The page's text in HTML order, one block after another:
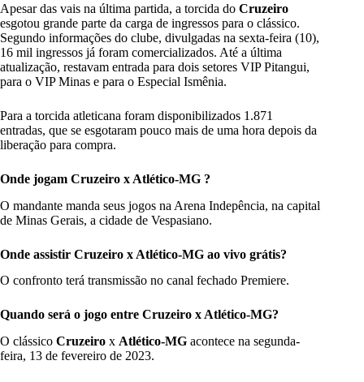
Apesar das vais na última partida, a torcida do Cruzeiro
esgotou grande parte da carga de ingressos para o clássico.
Segundo informações do clube, divulgadas na sexta-feira (10),
16 mil ingressos já foram comercializados. Até a última
atualização, restavam entrada para dois setores VIP Pitangui,
para o VIP Minas e para o Especial Ismênia.
Para a torcida atleticana foram disponibilizados 1.871
entradas, que se esgotaram pouco mais de uma hora depois da
liberação para compra.
Onde jogam Cruzeiro x Atlético-MG ?
O mandante manda seus jogos na Arena Indepência, na capital
de Minas Gerais, a cidade de Vespasiano.
Onde assistir Cruzeiro x Atlético-MG ao vivo grátis?
O confronto terá transmissão no canal fechado Premiere.
Quando será o jogo entre Cruzeiro x Atlético-MG?
O clássico Cruzeiro x Atlético-MG acontece na segunda-
feira, 13 de fevereiro de 2023.